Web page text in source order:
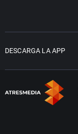
DESCARGA LA APP